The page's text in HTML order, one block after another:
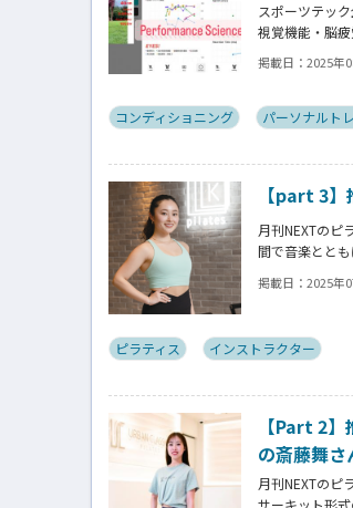
スポーツテッ
視覚機能・脳
析できる新サ
木氏にアプリ
掲載日： 2025年
コンディショニング パーソナルト
【part 3
月刊NEXTのピ
間で音楽とと
ーナー・
密に迫る！
掲載日： 2025年
ピラティス インストラクター
【Part 2
の斎藤舞さ
月刊NEXTのピ
サーキット形